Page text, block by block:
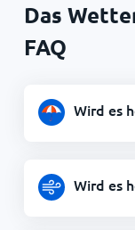
Das
FAQ
Wird es
Wird es